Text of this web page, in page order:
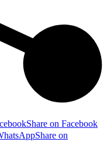
Share on Facebook
Share on